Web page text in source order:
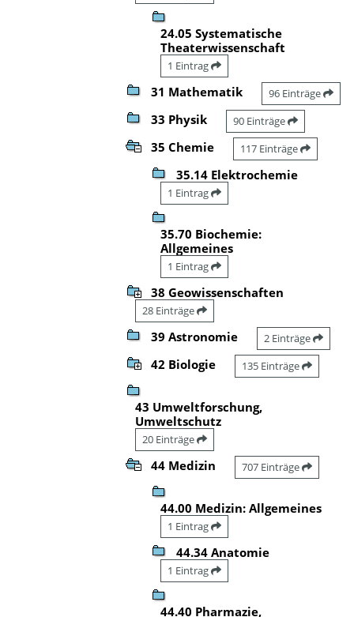
24.05 Systematische
Theaterwissenschaft
1 Eintrag
31 Mathematik 96 Einträge
33 Physik 90 Einträge
35 Chemie 117 Einträge
35.14 Elektrochemie
1 Eintrag
35.70 Biochemie:
Allgemeines
1 Eintrag
38 Geowissenschaften
28 Einträge
39 Astronomie 2 Einträge
42 Biologie 135 Einträge
43 Umweltforschung,
Umweltschutz
20 Einträge
44 Medizin 707 Einträge
44.00 Medizin: Allgemeines
1 Eintrag
44.34 Anatomie
1 Eintrag
44.40 Pharmazie,